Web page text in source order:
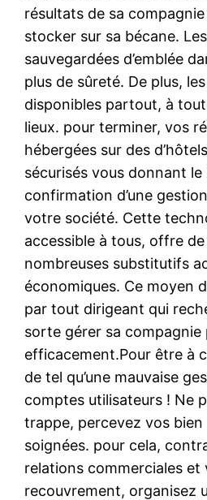
résultats de sa
stocker sur sa bécane.
sauvegardées d’emblée
plus de sûreté. De plus,
disponibles partout, à
lieux. pour terminer, vos
hébergées sur des
sécurisés vous donnant
confirmation d’une
votre société. Cette
accessible à tous, offre
nombreuses substitutifs
économiques. Ce moyen
par tout dirigeant qui
sorte gérer sa compagnie
efficacement.Pour être à
de tel qu’une mauvaise
comptes utilisateurs ! Ne
trappe, percevez vos bien
soignées. pour cela,
relations commerciales et
recouvrement, organisez